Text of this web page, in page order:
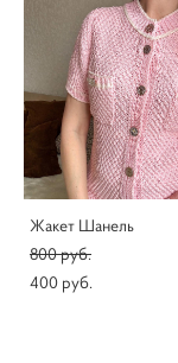
Жакет Шанель
800 pуб.
400 pуб.